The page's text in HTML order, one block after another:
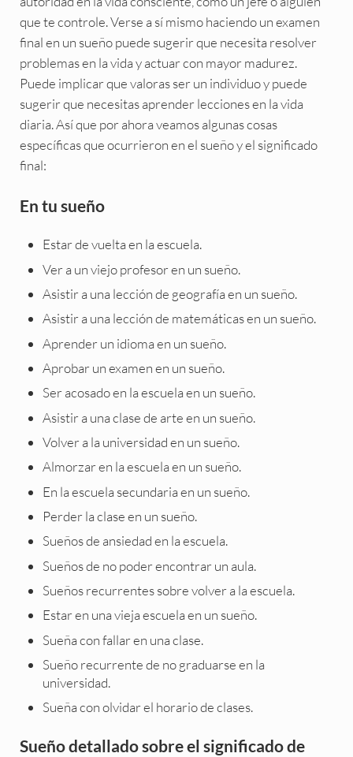
que te controle. Verse a sí mismo haciendo un examen
final en un sueño puede sugerir que necesita resolver
problemas en la vida y actuar con mayor madurez.
Puede implicar que valoras ser un individuo y puede
sugerir que necesitas aprender lecciones en la vida
diaria. Así que por ahora veamos algunas cosas
específicas que ocurrieron en el sueño y el significado
final:
En tu sueño
Estar de vuelta en la escuela.
Ver a un viejo profesor en un sueño.
Asistir a una lección de geografía en un sueño.
Asistir a una lección de matemáticas en un sueño.
Aprender un idioma en un sueño.
Aprobar un examen en un sueño.
Ser acosado en la escuela en un sueño.
Asistir a una clase de arte en un sueño.
Volver a la universidad en un sueño.
Almorzar en la escuela en un sueño.
En la escuela secundaria en un sueño.
Perder la clase en un sueño.
Sueños de ansiedad en la escuela.
Sueños de no poder encontrar un aula.
Sueños recurrentes sobre volver a la escuela.
Estar en una vieja escuela en un sueño.
Sueña con fallar en una clase.
Sueño recurrente de no graduarse en la
universidad.
Sueña con olvidar el horario de clases.
Sueño detallado sobre el significado de